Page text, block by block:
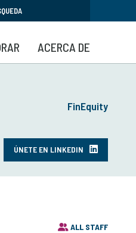
ACERCA DE
FinEquity
ÚNETE EN LINKEDIN
ALL STAFF